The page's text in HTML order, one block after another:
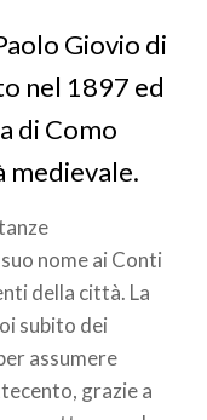
Giovio di
nel 1897 ed
di Como
medievale.
nome ai Conti
della città. La
subito dei
assumere
grazie a